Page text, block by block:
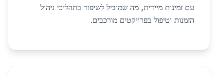
עם זמינות מיידית, מה שמוביל לשיפור בתהליכי ניהול
הזמנות וטיפול בפרויקטים מורכבים.